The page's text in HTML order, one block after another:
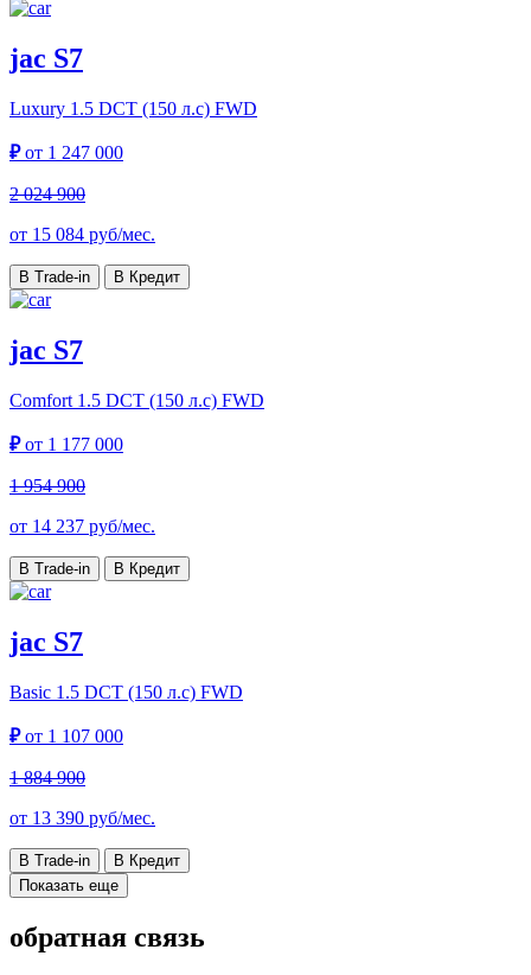
jac S7
Luxury 1.5 DCT (150 л.с) FWD
₽от 1 247 000
2 024 900
от 15 084 руб/мес.
В Trade-in В Кредит
jac S7
Comfort 1.5 DCT (150 л.с) FWD
₽от 1 177 000
1 954 900
от 14 237 руб/мес.
В Trade-in В Кредит
jac S7
Basic 1.5 DCT (150 л.с) FWD
₽от 1 107 000
1 884 900
от 13 390 руб/мес.
В Trade-in
В Кредит
Показать еще
обратная связь